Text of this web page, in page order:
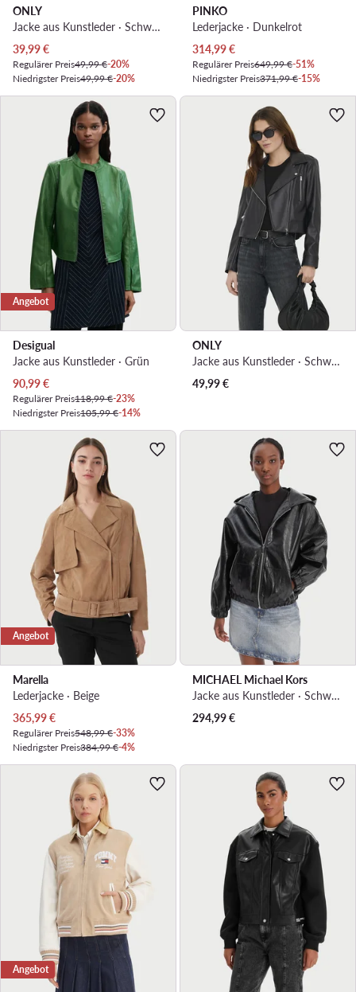
ONLY
Jacke aus Kunstleder · Schwarz
Aktueller Preis
39,99€
Regulärer Preis49,99 €-20%
Niedrigster Preis49,99 €-20%
PINKO
Lederjacke · Dunkelrot
Aktueller Preis
314,99€
Regulärer Preis649,99 €-51%
Niedrigster Preis371,99 €-15%
Angebot
Desigual
Jacke aus Kunstleder · Grün
Aktueller Preis
90,99€
Regulärer Preis118,99 €-23%
Niedrigster Preis105,99 €-14%
ONLY
Jacke aus Kunstleder · Schwarz
49,99€
Angebot
Marella
Lederjacke · Beige
Aktueller Preis
365,99€
Regulärer Preis548,99 €-33%
Niedrigster Preis384,99 €-4%
MICHAEL Michael Kors
Jacke aus Kunstleder · Schwarz
294,99€
Angebot